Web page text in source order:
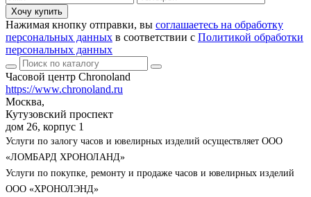
Хочу купить
Нажимая кнопку отправки, вы соглашаетесь на обработку
персональных данных в соответствии с Политикой обработки
персональных данных
Часовой центр Chronoland
https://www.chronoland.ru
Москва,
Кутузовский проспект
дом 26, корпус 1
Услуги по залогу часов и ювелирных изделий осуществляет ООО
«ЛОМБАРД ХРОНОЛАНД»
Услуги по покупке, ремонту и продаже часов и ювелирных изделий
ООО «ХРОНОЛЭНД»